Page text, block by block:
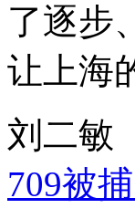
了逐步
让上海
刘二敏
709被